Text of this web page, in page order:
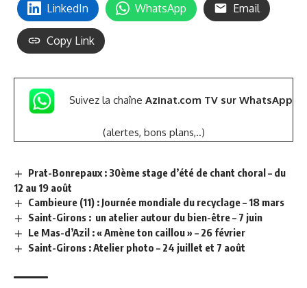
LinkedIn WhatsApp Email
Copy Link
Suivez la chaîne Azinat.com TV sur WhatsApp
(alertes, bons plans,..)
Prat-Bonrepaux : 30ème stage d’été de chant choral – du
12 au 19 août
Cambieure (11) : Journée mondiale du recyclage – 18 mars
Saint-Girons : un atelier autour du bien-être – 7 juin
Le Mas-d’Azil : « Amène ton caillou » – 26 février
Saint-Girons : Atelier photo – 24 juillet et 7 août